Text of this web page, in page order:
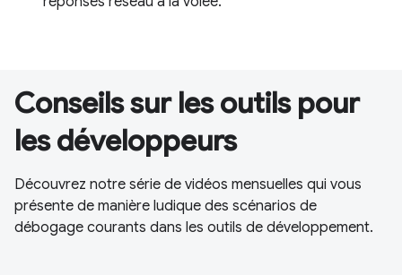
Conseils sur les outils pour
les développeurs
Découvrez notre série de vidéos mensuelles qui vous
présente de manière ludique des scénarios de
débogage courants dans les outils de développement.